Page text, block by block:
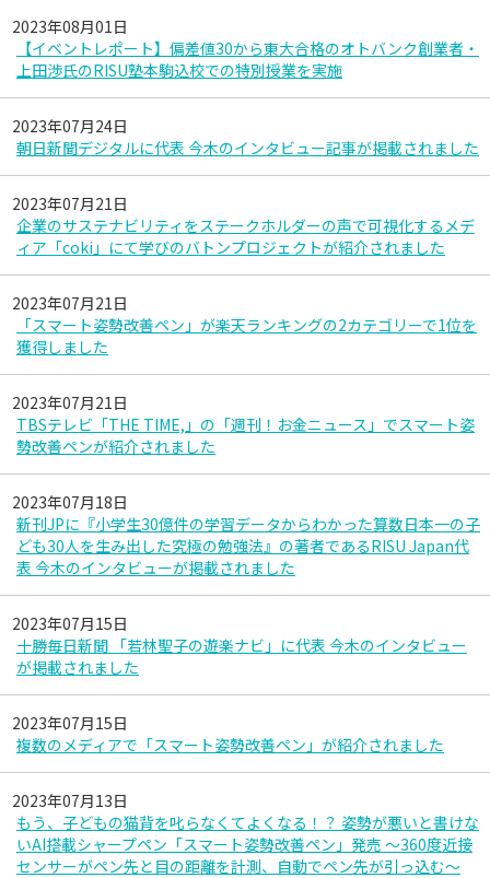
2023年08月01日
【イベントレポート】偏差値30から東大合格のオトバンク創業者・
上田渉氏のRISU塾本駒込校での特別授業を実施
2023年07月24日
朝日新聞デジタルに代表 今木のインタビュー記事が掲載されました
2023年07月21日
企業のサステナビリティをステークホルダーの声で可視化するメデ
ィア「coki」にて学びのバトンプロジェクトが紹介されました
2023年07月21日
「スマート姿勢改善ペン」が楽天ランキングの2カテゴリーで1位を
獲得しました
2023年07月21日
TBSテレビ「THE TIME,」の「週刊！お金ニュース」でスマート姿
勢改善ペンが紹介されました
2023年07月18日
新刊JPに『小学生30億件の学習データからわかった算数日本一の子
ども30人を生み出した究極の勉強法』の著者であるRISU Japan代
表 今木のインタビューが掲載されました
2023年07月15日
十勝毎日新聞 「若林聖子の遊楽ナビ」に代表 今木のインタビュー
が掲載されました
2023年07月15日
複数のメディアで「スマート姿勢改善ペン」が紹介されました
2023年07月13日
もう、子どもの猫背を叱らなくてよくなる！？ 姿勢が悪いと書けな
いAI搭載シャープペン「スマート姿勢改善ペン」発売 ～360度近接
センサーがペン先と目の距離を計測、自動でペン先が引っ込む～